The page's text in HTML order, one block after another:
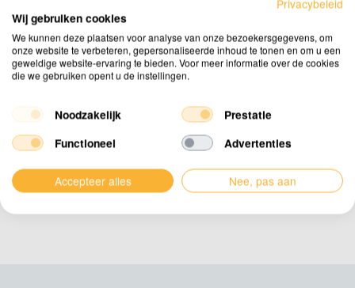
Stap 1
Ontwerp
Stap 2
Snijden
Privacybeleid
Wij gebruiken cookies
We kunnen deze plaatsen voor analyse van onze bezoekersgegevens, om
onze website te verbeteren, gepersonaliseerde inhoud te tonen en om u een
geweldige website-ervaring te bieden. Voor meer informatie over de cookies
die we gebruiken opent u de instellingen.
Noodzakelijk
Prestatie
Functioneel
Advertenties
Accepteer alles Nee, pas aan